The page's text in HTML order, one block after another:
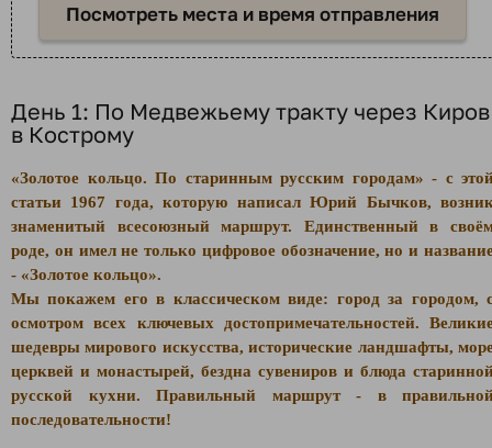
Посмотреть места и время отправления
День 1: По Медвежьему тракту через Киров
в Кострому
«Золотое кольцо. По старинным русским городам» - с
статьи 1967 года, которую написал Юрий Бычков,
знаменитый всесоюзный маршрут. Единственный в
роде, он имел не только цифровое обозначение, но и
- «Золотое кольцо».
Мы покажем его в классическом виде: город за городом,
осмотром всех ключевых достопримечательностей.
шедевры мирового искусства, исторические ландшафты,
церквей и монастырей, бездна сувениров и блюда
русской кухни. Правильный маршрут - в
последовательности!